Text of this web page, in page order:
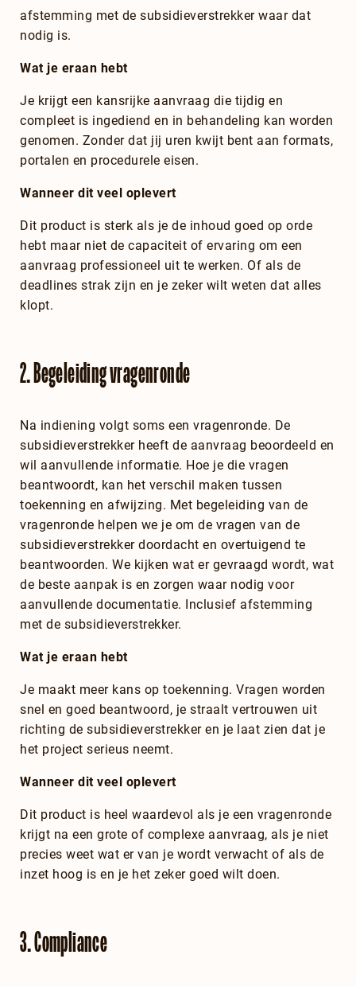
afstemming met de subsidieverstrekker waar dat
nodig is.
Wat je eraan hebt
Je krijgt een kansrijke aanvraag die tijdig en
compleet is ingediend en in behandeling kan worden
genomen. Zonder dat jij uren kwijt bent aan formats,
portalen en procedurele eisen.
Wanneer dit veel oplevert
Dit product is sterk als je de inhoud goed op orde
hebt maar niet de capaciteit of ervaring om een
aanvraag professioneel uit te werken. Of als de
deadlines strak zijn en je zeker wilt weten dat alles
klopt.
2. Begeleiding vragenronde
Na indiening volgt soms een vragenronde. De
subsidieverstrekker heeft de aanvraag beoordeeld en
wil aanvullende informatie. Hoe je die vragen
beantwoordt, kan het verschil maken tussen
toekenning en afwijzing. Met begeleiding van de
vragenronde helpen we je om de vragen van de
subsidieverstrekker doordacht en overtuigend te
beantwoorden. We kijken wat er gevraagd wordt, wat
de beste aanpak is en zorgen waar nodig voor
aanvullende documentatie. Inclusief afstemming
met de subsidieverstrekker.
Wat je eraan hebt
Je maakt meer kans op toekenning. Vragen worden
snel en goed beantwoord, je straalt vertrouwen uit
richting de subsidieverstrekker en je laat zien dat je
het project serieus neemt.
Wanneer dit veel oplevert
Dit product is heel waardevol als je een vragenronde
krijgt na een grote of complexe aanvraag, als je niet
precies weet wat er van je wordt verwacht of als de
inzet hoog is en je het zeker goed wilt doen.
3. Compliance